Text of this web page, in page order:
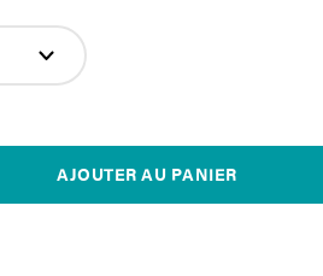
AJOUTER AU PANIER